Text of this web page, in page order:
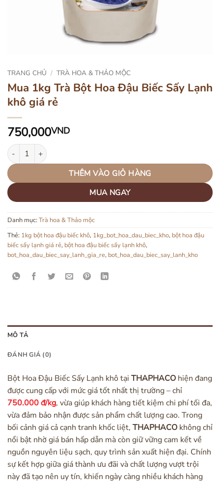
TRANG CHỦ / TRÀ HOA & THẢO MỘC
Mua 1kg Trà Bột Hoa Đậu Biếc Sấy Lạnh
khô giá rẻ
750,000VND
Mua 1kg Trà Bột Hoa Đậu Biếc Sấy Lạnh khô giá rẻ số lượng
THÊM VÀO GIỎ HÀNG
MUA NGAY
Danh mục:Trà hoa & Thảo mộc
Thẻ: 1kg bột hoa đậu biếc khô, 1kg_bot_hoa_dau_biec_kho, bột hoa đậu
biếc sấy lạnh giá rẻ, bột hoa đậu biếc sấy lạnh khô,
bot_hoa_dau_biec_say_lanh_gia_re, bot_hoa_dau_biec_say_lanh_kho
MÔ TẢ
ĐÁNH GIÁ (0)
Bột Hoa Đậu Biếc Sấy Lạnh khô tại THAPHACO hiện đang
được cung cấp với mức giá tốt nhất thị trường – chỉ
750.000 đ/kg, vừa giúp khách hàng tiết kiệm chi phí tối đa,
vừa đảm bảo nhận được sản phẩm chất lượng cao. Trong
bối cảnh giá cả cạnh tranh khốc liệt, THAPHACO không chỉ
nổi bật nhờ giá bán hấp dẫn mà còn giữ vững cam kết về
nguồn nguyên liệu sạch, quy trình sản xuất hiện đại. Chính
sự kết hợp giữa giá thành ưu đãi và chất lượng vượt trội
này đã tạo nên uy tín, khiến ngày càng nhiều khách hàng